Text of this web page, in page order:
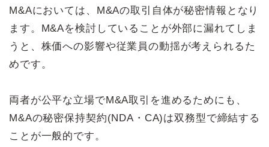
M&Aにおいては、M&Aの取引自体が秘密情報となり
ます。M&Aを検討していることが外部に漏れてしま
うと、株価への影響や従業員の動揺が考えられるた
めです。
両者が公平な立場でM&A取引を進めるためにも、
M&Aの秘密保持契約(NDA・CA)は双務型で締結する
ことが一般的です。